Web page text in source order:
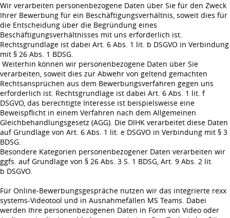
Wir verarbeiten personenbezogene Daten über Sie für den Zweck
Ihrer Bewerbung für ein Beschäftigungsverhältnis, soweit dies für
die Entscheidung über die Begründung eines
Beschäftigungsverhältnisses mit uns erforderlich ist.
Rechtsgrundlage ist dabei Art. 6 Abs. 1 lit. b DSGVO in Verbindung
mit § 26 Abs. 1 BDSG.
Weiterhin können wir personenbezogene Daten über Sie
verarbeiten, soweit dies zur Abwehr von geltend gemachten
Rechtsansprüchen aus dem Bewerbungsverfahren gegen uns
erforderlich ist. Rechtsgrundlage ist dabei Art. 6 Abs. 1 lit. f
DSGVO, das berechtigte Interesse ist beispielsweise eine
Beweispflicht in einem Verfahren nach dem Allgemeinen
Gleichbehandlungsgesetz (AGG). Die DIHK verarbeitet diese Daten
auf Grundlage von Art. 6 Abs. 1 lit. e DSGVO in Verbindung mit § 3
BDSG.
Besondere Kategorien personenbezogener Daten verarbeiten wir
ggfs. auf Grundlage von § 26 Abs. 3 S. 1 BDSG, Art. 9 Abs. 2 lit.
b DSGVO.
Für Online-Bewerbungsgespräche nutzen wir das integrierte rexx
systems-Videotool und in Ausnahmefällen MS Teams. Dabei
werden Ihre personenbezogenen Daten in Form von Video oder